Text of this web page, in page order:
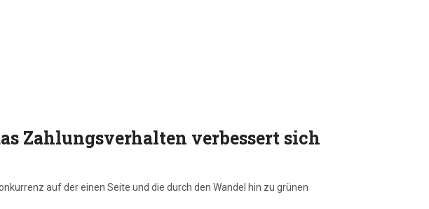
Zahlungsverhalten verbessert sich
auf der einen Seite und die durch den Wandel hin zu grünen